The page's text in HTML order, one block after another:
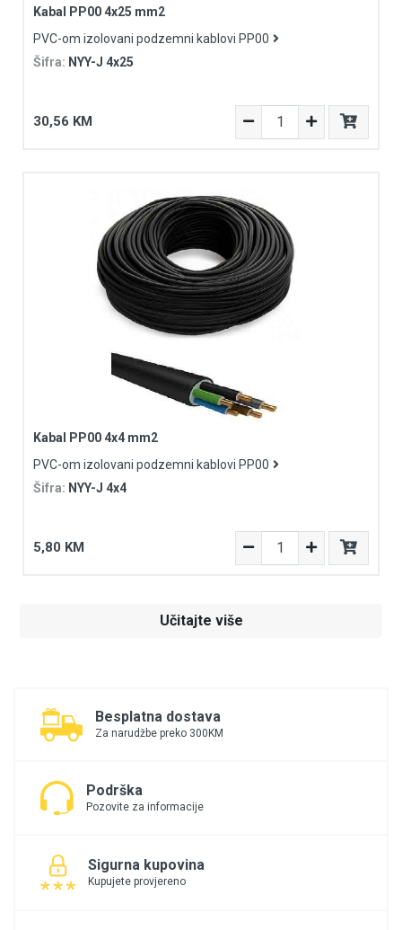
Kabal PP00 4x25 mm2
PVC-om izolovani podzemni kablovi PP00
Šifra: NYY-J 4x25
30,56 KM
Kabal PP00 4x4 mm2
PVC-om izolovani podzemni kablovi PP00
Šifra: NYY-J 4x4
5,80 KM
Učitajte više
Besplatna dostava
Za narudžbe preko 300KM
Podrška
Pozovite za informacije
Sigurna kupovina
Kupujete provjereno